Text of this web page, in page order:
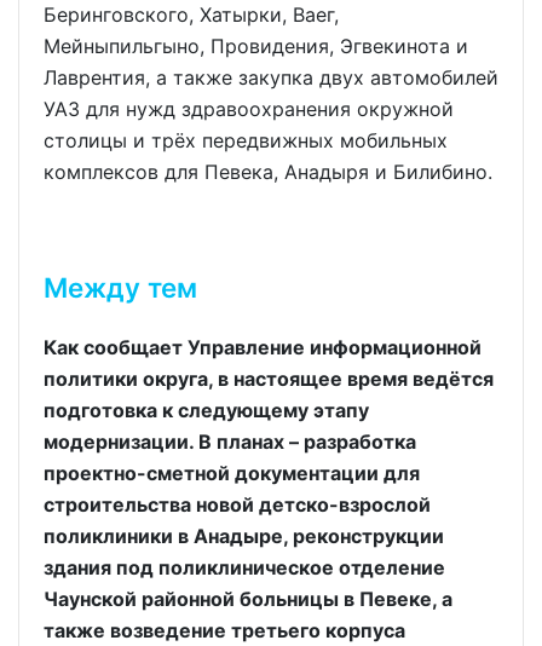
Беринговского, Хатырки, Ваег,
Мейныпильгыно, Провидения, Эгвекинота и
Лаврентия, а также закупка двух автомобилей
УАЗ для нужд здравоохранения окружной
столицы и трёх передвижных мобильных
комплексов для Певека, Анадыря и Билибино.
Между тем
Как сообщает Управление информационной
политики округа, в настоящее время ведётся
подготовка к следующему этапу
модернизации. В планах – разработка
проектно-сметной документации для
строительства новой детско-взрослой
поликлиники в Анадыре, реконструкции
здания под поликлиническое отделение
Чаунской районной больницы в Певеке, а
также возведение третьего корпуса